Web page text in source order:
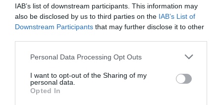
IAB’s list of downstream participants. This information may
also be disclosed by us to third parties on the IAB’s List of
Downstream Participants that may further disclose it to other
Personal Data Processing Opt Outs
I want to opt-out of the Sharing of my
personal data.
Opted In
sinó que aquests van entrar al seu capital el 1999,
després de comprar la participació que encara
retenia el seu fundador, Leopoldo Fernández
milions de pessetes (uns 300 milions d’euros).
Eren temps de glòria per a l’empresa de pizzes,
que va arribar a entrar ni més ni menys que a